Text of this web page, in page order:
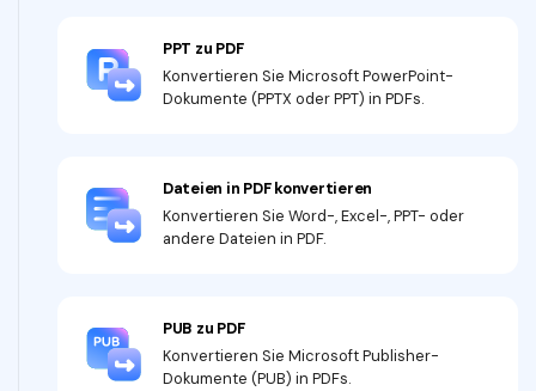
PPT zu PDF
Konvertieren Sie Microsoft PowerPoint-
Dokumente (PPTX oder PPT) in PDFs.
Dateien in PDF konvertieren
Konvertieren Sie Word-, Excel-, PPT- oder
andere Dateien in PDF.
PUB zu PDF
Konvertieren Sie Microsoft Publisher-
Dokumente (PUB) in PDFs.